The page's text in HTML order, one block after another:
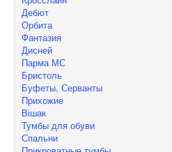
Дебют
Орбита
Фантазия
Дисней
Парма МС
Бристоль
Буфеты, Серванты
Прихожие
Вішак
Тумбы для обуви
Спальни